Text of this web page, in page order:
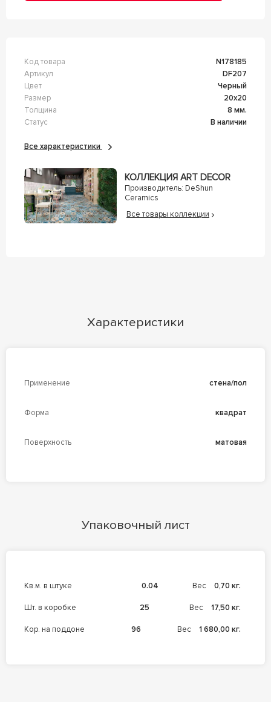
Код товара
n178185
Артикул
DF207
Цвет
Черный
Размер
20x20
Толщина
8 мм.
Статус
В наличии
Все характеристики
КОЛЛЕКЦИЯ ART DECOR
Производитель: DeShun
Ceramics
Все товары коллекции
Характеристики
Применение стена/пол
Форма квадрат
Поверхность матовая
Упаковочный лист
кв.м. в штуке 0.04 Вес 0,70 кг.
шт. в коробке 25 Вес 17,50 кг.
кор. на поддоне 96 Вес 1 680,00 кг.